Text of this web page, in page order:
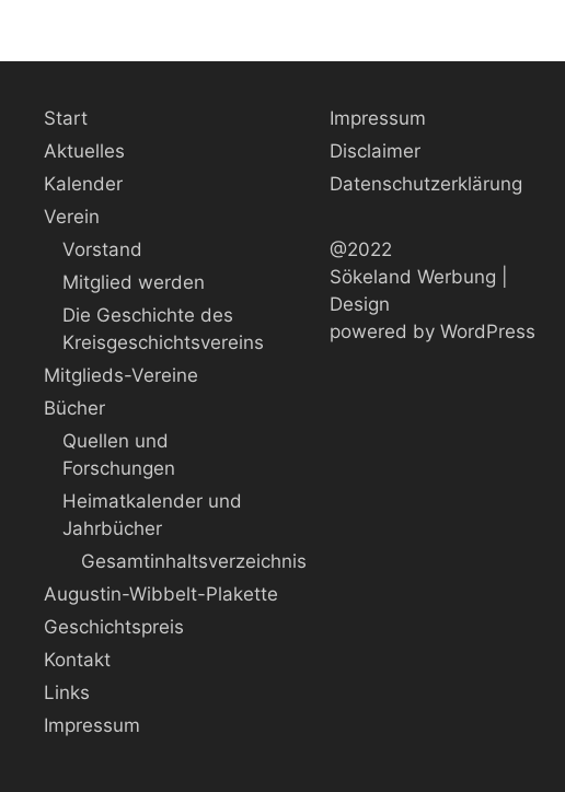
Start
Aktuelles
Kalender
Verein
Vorstand
Mitglied werden
Die Geschichte des
Kreisgeschichtsvereins
Mitglieds-Vereine
Bücher
Quellen und
Forschungen
Heimatkalender und
Jahrbücher
Gesamtinhaltsverzeichnis
Augustin-Wibbelt-Plakette
Geschichtspreis
Kontakt
Links
Impressum
Impressum
Disclaimer
Datenschutzerklärung
@2022
Sökeland Werbung |
Design
powered by WordPress